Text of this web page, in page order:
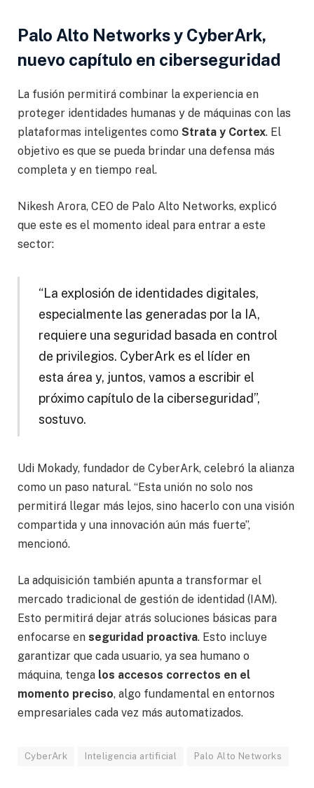
Palo Alto Networks y CyberArk,
nuevo capítulo en ciberseguridad
La fusión permitirá combinar la experiencia en
proteger identidades humanas y de máquinas con las
plataformas inteligentes como Strata y Cortex. El
objetivo es que se pueda brindar una defensa más
completa y en tiempo real.
Nikesh Arora, CEO de Palo Alto Networks, explicó
que este es el momento ideal para entrar a este
sector:
“La explosión de identidades digitales,
especialmente las generadas por la IA,
requiere una seguridad basada en control
de privilegios. CyberArk es el líder en
esta área y, juntos, vamos a escribir el
próximo capítulo de la ciberseguridad”,
sostuvo.
Udi Mokady, fundador de CyberArk, celebró la alianza
como un paso natural. “Esta unión no solo nos
permitirá llegar más lejos, sino hacerlo con una visión
compartida y una innovación aún más fuerte”,
mencionó.
La adquisición también apunta a transformar el
mercado tradicional de gestión de identidad (IAM).
Esto permitirá dejar atrás soluciones básicas para
enfocarse en seguridad proactiva. Esto incluye
garantizar que cada usuario, ya sea humano o
máquina, tenga los accesos correctos en el
momento preciso, algo fundamental en entornos
empresariales cada vez más automatizados.
CyberArk Inteligencia artificial Palo Alto Networks